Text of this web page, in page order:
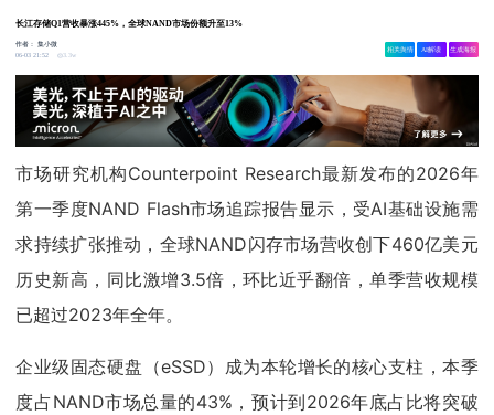
长江存储Q1营收暴涨445%，全球NAND市场份额升至13%
作者：集小微
06-03 21:52
3.3w
相关舆情 AI解读 生成海报
市场研究机构Counterpoint Research最新发布的2026年
第一季度NAND Flash市场追踪报告显示，受AI基础设施需
求持续扩张推动，全球NAND闪存市场营收创下460亿美元
历史新高，同比激增3.5倍，环比近乎翻倍，单季营收规模
已超过2023年全年。
企业级固态硬盘（eSSD）成为本轮增长的核心支柱，本季
度占NAND市场总量的43%，预计到2026年底占比将突破